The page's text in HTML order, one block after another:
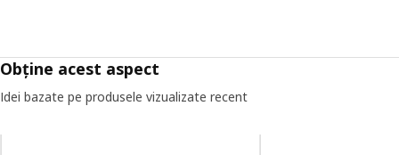
Obține acest aspect
Idei bazate pe produsele vizualizate recent